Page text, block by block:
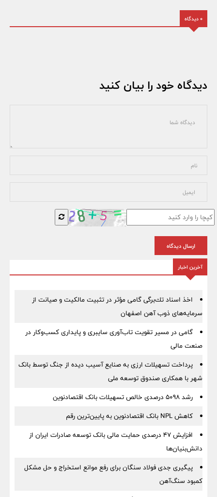
0 دیدگاه
دیدگاه خود را بیان کنید
ارسال دیدگاه
آخرین اخبار
اخذ اسناد تك‌برگی گامی مؤثر در تثبیت مالكیت و صیانت از
سرمایه‌های ذوب آهن اصفهان
گامی در مسیر تقویت تاب‌آوری سایبری و پایداری کسب‌وکار در
صنعت مالی
پرداخت تسهیلات ارزی به صنایع آسیب دیده از جنگ توسط بانک
شهر با همکاری صندوق توسعه ملی
رشد 5098 درصدی خالص تسهیلات بانک اقتصادنوین
کاهش NPL بانک اقتصادنوین به پایین‌ترین رقم
افزایش ۴۷ درصدی حمایت مالی بانک توسعه صادرات ایران از
دانش‌بنیان‌ها
پیگیری جدی فولاد سنگان برای رفع موانع استخراج و حل مشکل
کمبود سنگ‌آهن